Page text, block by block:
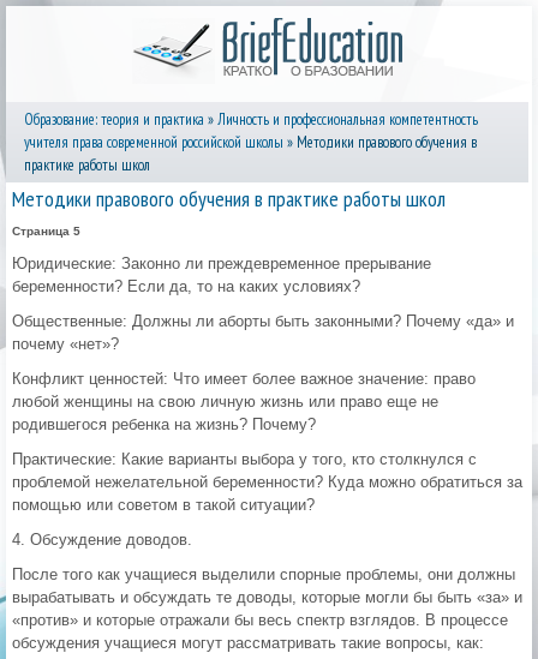
Образование: теория и практика »Личность и профессиональная компетентность
учителя права современной российской школы » Методики правового обучения в
практике работы школ
Методики правового обучения в практике работы школ
Страница 5
Юридические: Законно ли преждевременное прерывание
беременности? Если да, то на каких условиях?
Общественные: Должны ли аборты быть законными? Почему «да» и
почему «нет»?
Конфликт ценностей: Что имеет более важное значение: право
любой женщины на свою личную жизнь или право еще не
родившегося ребенка на жизнь? Почему?
Практические: Какие варианты выбора у того, кто столкнулся с
проблемой нежелательной беременности? Куда можно обратиться за
помощью или советом в такой ситуации?
4. Обсуждение доводов.
После того как учащиеся выделили спорные проблемы, они должны
вырабатывать и обсуждать те доводы, которые могли бы быть «за» и
«против» и которые отражали бы весь спектр взглядов. В процессе
обсуждения учащиеся могут рассматривать такие вопросы, как: